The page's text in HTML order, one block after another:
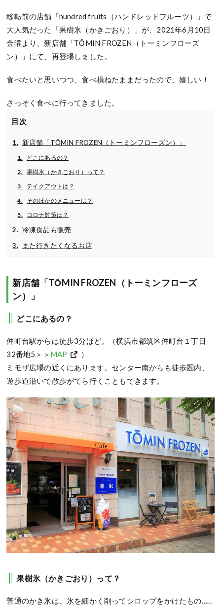
移転前の店舗「hundred fruits（ハンドレッドフルーツ）」で
大人気だった「果樹氷（かきごおり）」が、2021年6月10日
金曜より、新店舗「TŌMIN FROZEN（トーミンフローズ
ン）」にて、再登場しました。
食べたいと思いつつ、食べ損ねたままだったので、嬉しい！
さっそく食べに行ってきました。
目次
新店舗「TŌMIN FROZEN（トーミンフローズン）」
どこにあるの？
果樹氷（かきごおり）って？
テイクアウトは？
そのほかのメニューは？
コロナ対策は？
冷凍食品も販売
また行きたくなるお店
新店舗「TŌMIN FROZEN（トーミンフローズ
ン）」
どこにあるの？
仲町台駅からは徒歩3分ほど。（横浜市都筑区仲町台１丁目
32番地5＞＞ MAP
）
ミモザ広場の近くにあります。センター南からも徒歩圏内、
遊歩道沿いで散歩がてら行くこともできます。
果樹氷（かきごおり）って？
普通のかき氷は、氷を細かく削ってシロップをかけたもの……